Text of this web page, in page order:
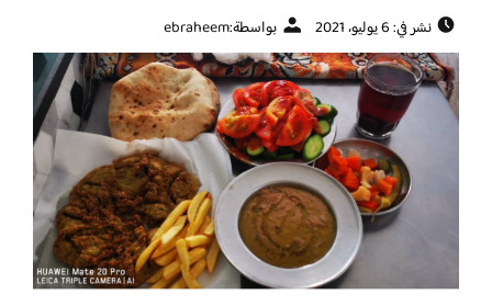
نشر في: 6 يوليو، 2021 بواسطة:ebraheem